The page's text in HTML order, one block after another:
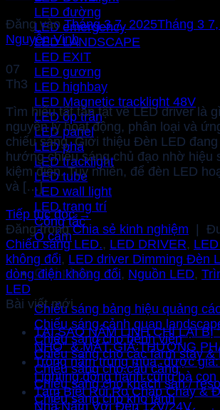
LED đường
LED emergency
LED LANDSCAPE
LED EXIT
LED gương
LED highbay
LED Magnetic tracklight 48V
LED ốp trần
LED panel
LED pha
LED tracklight
LED tube
LED wall light
LED trang trí
Công tắc
Ổ cắm
Giải pháp
Chiếu sáng bảng hiệu quảng
Chiếu sáng cảnh quan
Chiếu sáng cho bệnh viện
Chiếu sáng cho các farm stay &
Chiếu sáng cho cầu cảng
Chiếu sáng cho khách sạn /
Chiếu sáng cho kho lạnh
Đăng vàoTháng 3 7, 2025Tháng 3
Nguyễn Vinh
07
Th3
Tìm hiểu tất tần tật về LED driver là
nguyên lý hoạt động, phân loại và
chiếu sáng. Giới thiệu Đèn LED
hướng chiếu sáng chủ đạo nhờ hiệu
kiệm điện. Tuy nhiên, để đèn LED
và […]
Tiếp tục đọc→
Đăng trongChia sẻ kinh nghiệm |
Chiếu sáng LED., LED DRIVER,
không đổi, LED driver Dimming Đèn
dòng điện không đổi, Nguồn LED,
LED
Bài viết mới
TẠI SAO NẤM LINH CHI LẠI BỊ
NHỎ” & MẤT GIÁ THƯƠNG
Trồng nấm trúng mùa, được
Lighting đồng hành cùng bà con
Tạm Biệt Rủi Ro Chập Cháy &
Nhà Nấm Với Đèn 12V/24V